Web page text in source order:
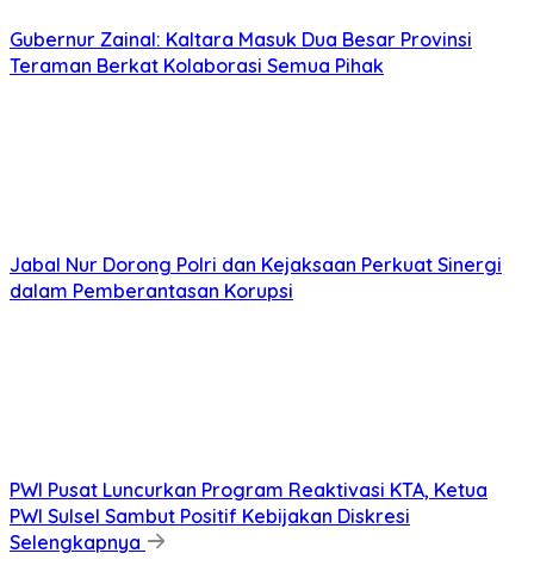
Gubernur Zainal: Kaltara Masuk Dua Besar Provinsi
Teraman Berkat Kolaborasi Semua Pihak
Jabal Nur Dorong Polri dan Kejaksaan Perkuat Sinergi
dalam Pemberantasan Korupsi
PWI Pusat Luncurkan Program Reaktivasi KTA, Ketua
PWI Sulsel Sambut Positif Kebijakan Diskresi
Selengkapnya